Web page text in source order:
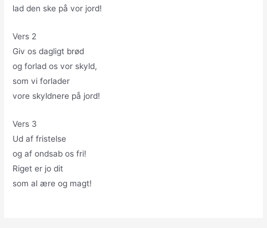
lad den ske på vor jord!
Vers 2
Giv os dagligt brød
og forlad os vor skyld,
som vi forlader
vore skyldnere på jord!
Vers 3
Ud af fristelse
og af ondsab os fri!
Riget er jo dit
som al ære og magt!